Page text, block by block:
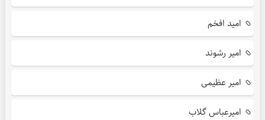
امید افخم
امیر رشوند
امیر عظیمی
امیرعباس گلاب